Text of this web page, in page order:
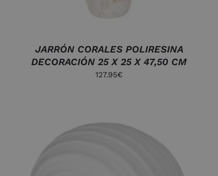
JARRÓN CORALES POLIRESINA
DECORACIÓN 25 X 25 X 47,50 CM
127.95€